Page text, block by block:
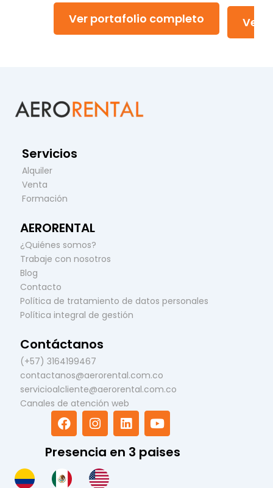
Ver portafolio completo Ver
Servicios
Alquiler
Venta
Formación
AERORENTAL
¿Quiénes somos?
Trabaje con nosotros
Blog
Contacto
Política de tratamiento de datos personales
Política integral de gestión
Contáctanos
(+57) 3164199467
contactanos@aerorental.com.co
servicioalcliente@aerorental.com.co
Canales de atención web
F
a
e
b
o
I
n
t
a
g
L
i
k
Y
o
t
Presencia en 3 paises